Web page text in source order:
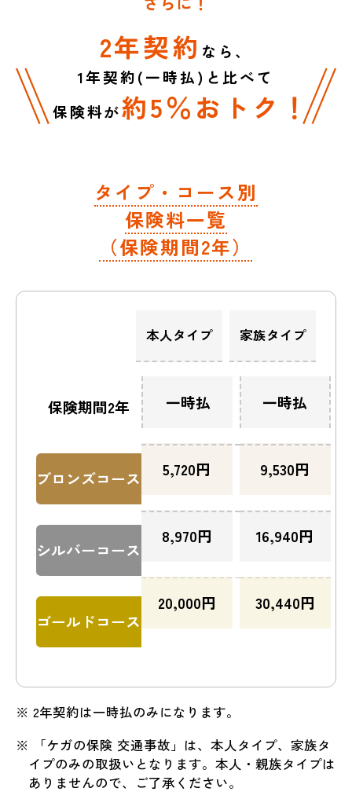
2年契約 なら、
1年契約(一時払)と比べて
保険料が約5％おトク！
タイプ・コース別
保険料一覧
（保険期間2年）
本人タイプ 家族タイプ
保険期間2年
ブロンズコース
シルバーコース
ゴールドコース
一時払
5,720円
8,970円
20,000円
一時払
9,530円
16,940円
30,440円
※ 2年契約は一時払のみになります。
※ 「ケガの保険 交通事故」は、本人タイプ、家族タ
イプのみの取扱いとなります。本人・親族タイプは
ありませんので、ご了承ください。